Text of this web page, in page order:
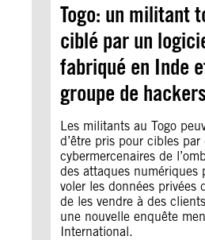
Togo: un militant
ciblé par un
fabriqué en Inde
groupe de hackers
Les militants au Togo
d’être pris pour cibles par
cybermercenaires de
des attaques numériques
voler les données privées
de les vendre à des
une nouvelle enquête
International.